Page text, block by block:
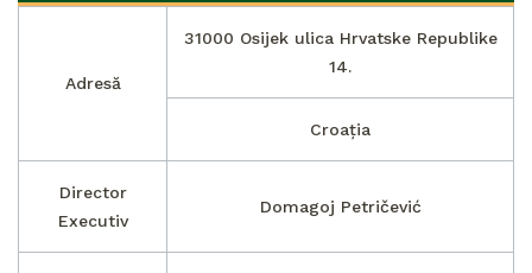
Adresă
31000 Osijek ulica Hrvatske Republike
14.
Croația
Director
Executiv
Domagoj Petričević